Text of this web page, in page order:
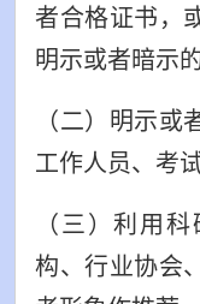
者合格证书，
明示或者暗示
（二）明示
工作人员、考
（三）利用
构、行业协会